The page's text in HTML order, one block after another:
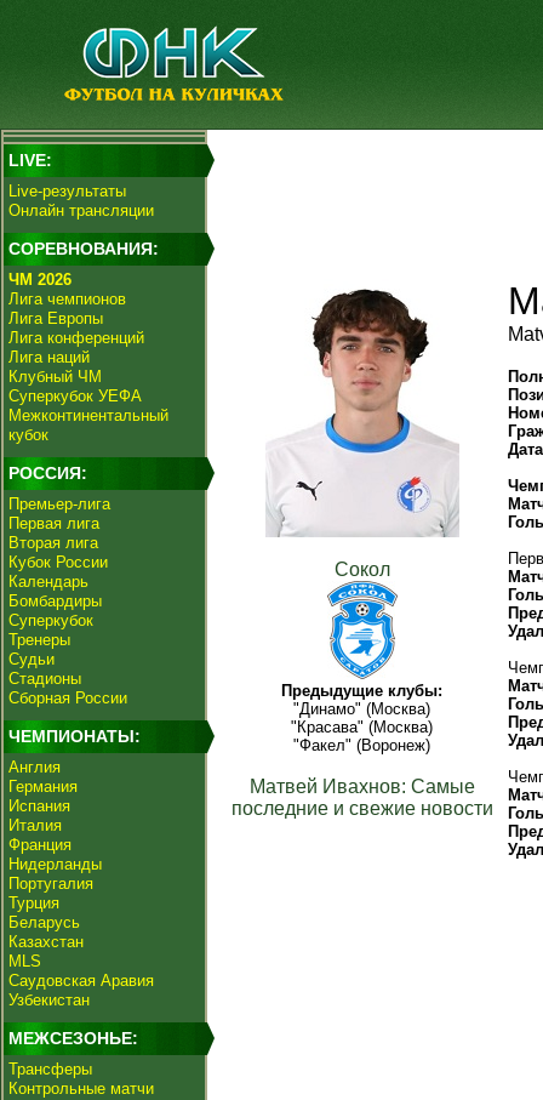
LIVE:
Live-результаты
Онлайн трансляции
СОРЕВНОВАНИЯ:
ЧМ 2026
Лига чемпионов
Лига Европы
Лига конференций
Лига наций
Клубный ЧМ
Суперкубок УЕФА
Межконтинентальный
кубок
РОССИЯ:
Премьер-лига
Первая лига
Вторая лига
Кубок России
Календарь
Бомбардиры
Суперкубок
Тренеры
Судьи
Стадионы
Сборная России
ЧЕМПИОНАТЫ:
Англия
Германия
Испания
Италия
Франция
Нидерланды
Португалия
Турция
Беларусь
Казахстан
MLS
Саудовская Аравия
Узбекистан
МЕЖСЕЗОНЬЕ:
Трансферы
Контрольные матчи
Сокол
Предыдущие клубы:
"Динамо" (Москва)
"Красава" (Москва)
"Факел" (Воронеж)
Матвей Ивахнов: Самые
последние и свежие новости